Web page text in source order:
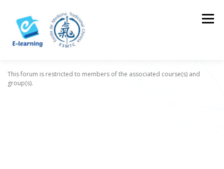
content
Menu
HOME CONTACTOS LOG IN
This forum is restricted to members of the associated course(s) and
group(s).